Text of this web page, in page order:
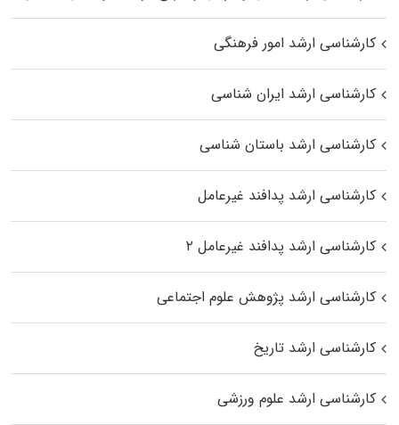
کارشناسی ارشد امور فرهنگی
کارشناسی ارشد ایران شناسی
کارشناسی ارشد باستان شناسی
کارشناسی ارشد پدافند غیرعامل
کارشناسی ارشد پدافند غیرعامل ۲
کارشناسی ارشد پژوهش علوم اجتماعی
کارشناسی ارشد تاریخ
کارشناسی ارشد علوم ورزشی